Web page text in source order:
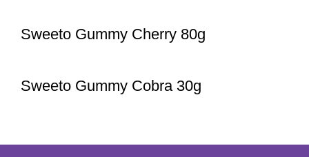
Sweeto Gummy Cherry 80g
Sweeto Gummy Cobra 30g